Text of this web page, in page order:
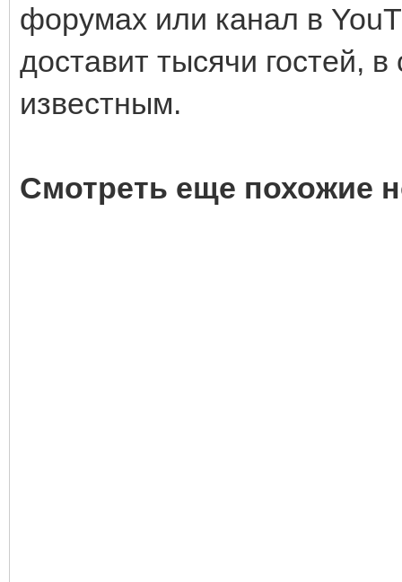
форумах или канал в
доставит тысячи гостей,
известным.
Смотреть еще похожие